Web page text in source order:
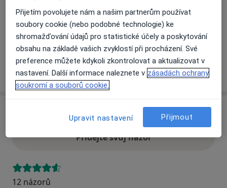
Dostupnost
Na této adrese online kalendář není aktivní
Co mám v takové situaci udělat?
Více
o adrese
Přidejte svůj názor
12 názorů
Přijetím povolujete nám a našim partnerům používat
soubory cookie (nebo podobné technologie) ke
shromažďování údajů pro statistické účely a poskytování
obsahu na základě vašich zvyklostí při procházení. Své
preference můžete kdykoli zkontrolovat a aktualizovat v
nastavení. Další informace naleznete v zásadách ochrany
soukromí a souborů cookie.
Upravit nastavení Přijmout